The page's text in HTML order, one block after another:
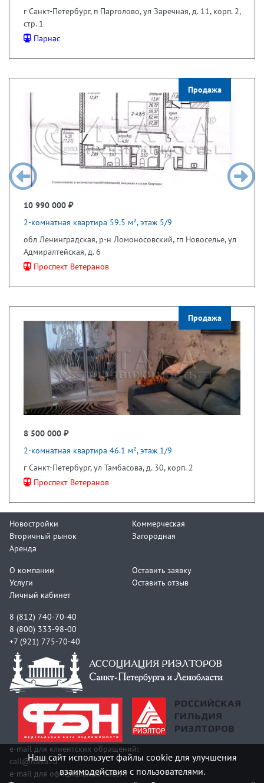
г Санкт-Петербург, п Парголово, ул Заречная, д. 11, корп. 2,
стр. 1
Парнас
Продажа
10 990 000 ₽
2-комнатная квартира 59.5 м², этаж 5/9
обл Ленинградская, р-н Ломоносовский, гп Новоселье, ул
Адмиралтейская, д. 6
Проспект Ветеранов
Продажа
8 500 000 ₽
2-комнатная квартира 46.1 м², этаж 1/9
г Санкт-Петербург, ул Тамбасова, д. 30, корп. 2
Проспект Ветеранов
Новостройки
Вторичный рынок
Аренда
Коммерческая
Загородная
О компании
Услуги
Личный кабинет
Оставить заявку
Оставить отзыв
8 (812) 740-70-40
8 (800) 333-98-00
+7 (921) 775-70-40
e-mail для клиентских обращений:
call@itaka.ru
e-mail для официальных писем:
Наш сайт использует файлы cookie для улучшения
взаимодействия с пользователями.